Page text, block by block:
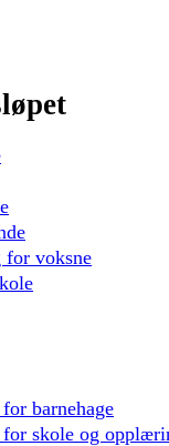
voksne
barnehage
skole og